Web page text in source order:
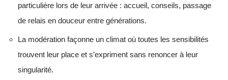
particulière lors de leur arrivée : accueil, conseils, passage
de relais en douceur entre générations.
La modération façonne un climat où toutes les sensibilités
trouvent leur place et s’expriment sans renoncer à leur
singularité.